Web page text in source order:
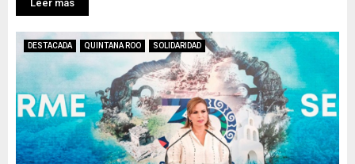
Leer más
DESTACADA QUINTANA ROO SOLIDARIDAD